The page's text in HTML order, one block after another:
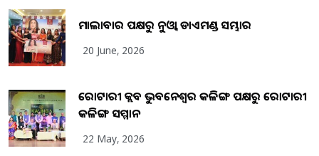
ମାଲାବାର ପକ୍ଷରୁ ନୁଓ୍ବା ଡାଏମଣ୍ଡ ସମ୍ଭାର
20 June, 2026
ରୋଟାରୀ କ୍ଲବ ଭୁବନେଶ୍ୱର କଳିଙ୍ଗ ପକ୍ଷରୁ ରୋଟାରୀ
କଳିଙ୍ଗ ସମ୍ମାନ
22 May, 2026